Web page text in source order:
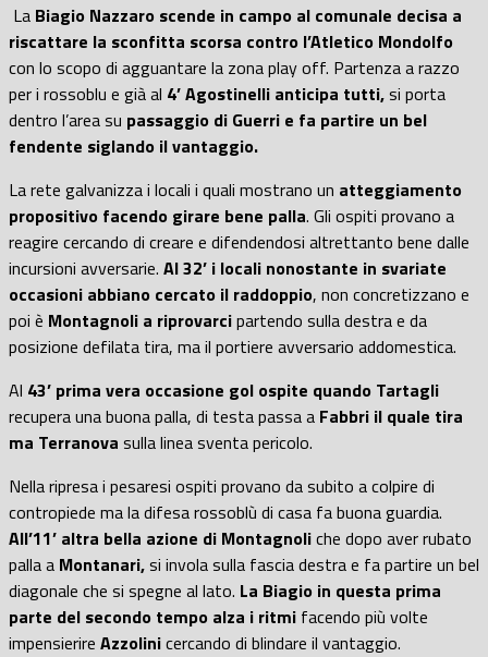
La Biagio Nazzaro scende in campo al comunale decisa a
riscattare la sconfitta scorsa contro l’Atletico Mondolfo
con lo scopo di agguantare la zona play off. Partenza a razzo
per i rossoblu e già al 4’ Agostinelli anticipa tutti,si porta
dentro l’area su passaggio di Guerri e fa partire un bel
fendente siglando il vantaggio.
La rete galvanizza i locali i quali mostrano un atteggiamento
propositivo facendo girare bene palla. Gli ospiti provano a
reagire cercando di creare e difendendosi altrettanto bene dalle
incursioni avversarie. Al 32’ i locali nonostante in svariate
occasioni abbiano cercato il raddoppio, non concretizzano e
poi è Montagnoli a riprovarcipartendo sulla destra e da
posizione defilata tira, ma il portiere avversario addomestica.
Al 43’ prima vera occasione gol ospite quando Tartagli
recupera una buona palla, di testa passa a Fabbri il quale tira
ma Terranova sulla linea sventa pericolo.
Nella ripresa i pesaresi ospiti provano da subito a colpire di
contropiede ma la difesa rossoblù di casa fa buona guardia.
All’11’ altra bella azione di Montagnoliche dopo aver rubato
palla a Montanari,si invola sulla fascia destra e fa partire un bel
diagonale che si spegne al lato. La Biagio in questa prima
parte del secondo tempo alza i ritmi facendo più volte
impensierire Azzolinicercando di blindare il vantaggio.